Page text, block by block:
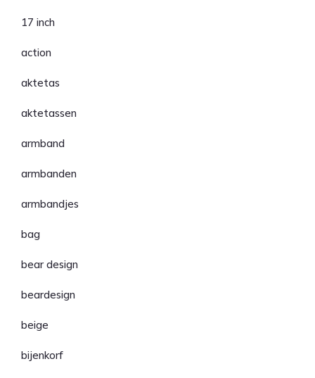
17 inch
action
aktetas
aktetassen
armband
armbanden
armbandjes
bag
bear design
beardesign
beige
bijenkorf